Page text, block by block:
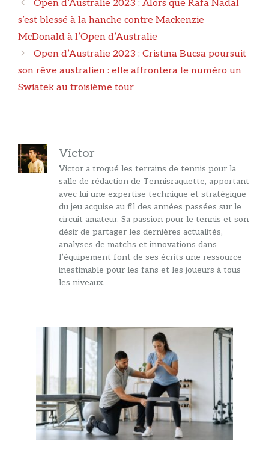
des
articles
Open d’Australie 2023 : Alors que Rafa Nadal
s’est blessé à la hanche contre Mackenzie
McDonald à l’Open d’Australie
Open d’Australie 2023 : Cristina Bucsa poursuit
son rêve australien : elle affrontera le numéro un
Swiatek au troisième tour
Victor
Victor a troqué les terrains de tennis pour la
salle de rédaction de Tennisraquette, apportant
avec lui une expertise technique et stratégique
du jeu acquise au fil des années passées sur le
circuit amateur. Sa passion pour le tennis et son
désir de partager les dernières actualités,
analyses de matchs et innovations dans
l’équipement font de ses écrits une ressource
inestimable pour les fans et les joueurs à tous
les niveaux.